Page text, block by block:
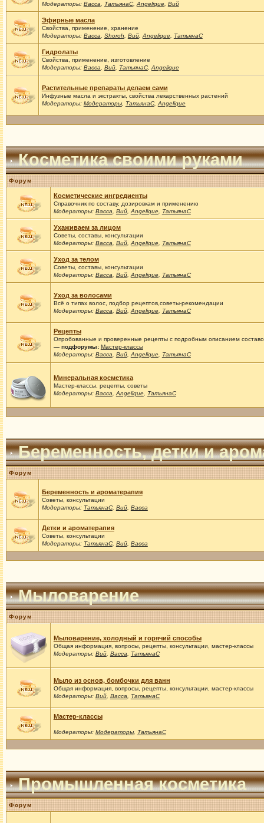
Модераторы: Васса ТатьянаС, Angelique, Вий
Эфирные масла
Свойства, применение, хранение
Модераторы: Васса Shoroh Вий, Angelique, ТатьянаС
Гидролаты
Свойства, применение, изготовление
Модераторы: Васса Вий, ТатьянаС, Angelique
Растительные препараты делаем сами
Инфузные масла и экстракты, свойства лекарственных растений
Модераторы: Модераторы, ТатьянаС, Angelique
Косметика своими руками
Форум
Косметические ингредиенты
Справочник по составу, дозировкам и применению
Модераторы: Васса Вий, Angelique, ТатьянаС
Ухаживаем за лицом
Советы, составы, консультации
Модераторы: Васса Вий, Angelique, ТатьянаС
Уход за телом
Советы, составы, консультации
Модераторы: Васса Вий, Angelique, ТатьянаС
Уход за волосами
Всё о типах волос, подбор рецептов,советы-рекомендации
Модераторы: Васса Вий, Angelique, ТатьянаС
Рецепты
Опробованные и проверенные рецепты с подробным описанием
— подфорумы: Мастер-классы
Модераторы: Васса Вий, Angelique, ТатьянаС
Минеральная косметика
Мастер-классы, рецепты, советы
Модераторы: Васса Angelique, ТатьянаС
Беременность, детки и
Форум
Беременность и ароматерапия
Советы, консультации
Модераторы: ТатьянаС, Вий, Васса
Детки и ароматерапия
Советы, консультации
Модераторы: ТатьянаС, Вий, Васса
Мыловарение
Форум
Мыловарение, холодный и горячий способы
Общая информация, вопросы, рецепты, консультации, мастер-классы
Модераторы: Вий, Васса ТатьянаС
Мыло из основ, бомбочки для ванн
Общая информация, вопросы, рецепты, консультации, мастер-классы
Модераторы: Вий, Васса ТатьянаС
Мастер-классы
Модераторы: Модераторы, ТатьянаС
Промышленная косметика
Форум